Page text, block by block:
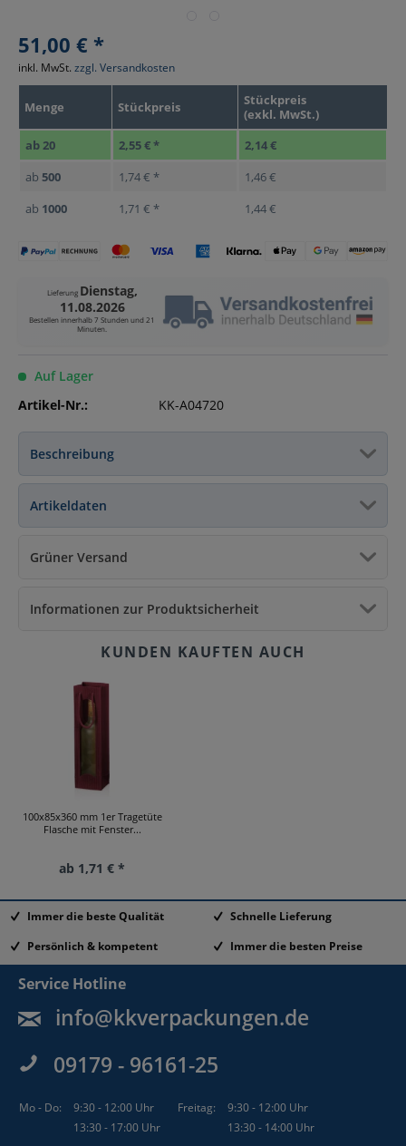
51,00 € *
Menge Stückpreis
Stückpreis
(exkl. MwSt.)
ab 20 2,55 € *
2,14 €
ab 500 1,74 € *
1,46 €
ab 1000 1,71 € * 1,44 €
inkl. MwSt. zzgl. Versandkosten
Lieferung Dienstag,
11.08.2026
Bestellen innerhalb7 Stunden und 21
Minuten.
Auf Lager
Artikel-Nr.:
KK-A04720
Beschreibung
Artikeldaten
Grüner Versand
Informationen zur Produktsicherheit
100x85x360 mm 1er Tragetüte
Flasche mit Fenster...
ab 1,71 € *
Immer die beste Qualität
Schnelle Lieferung
Persönlich & kompetent
Immer die besten Preise
Service Hotline
info@kkverpackungen.de
09179 - 96161-25
Mo - Do: 9:30 - 12:00 Uhr Freitag:
9:30 - 12:00 Uhr
13:30 - 17:00 Uhr
13:30 - 14:00 Uhr